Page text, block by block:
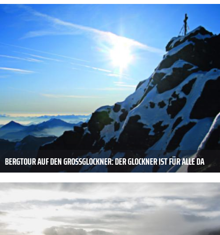
BERGTOUR AUF DEN GROSSGLOCKNER: DER GLOCKNER IST FÜR ALLE DA